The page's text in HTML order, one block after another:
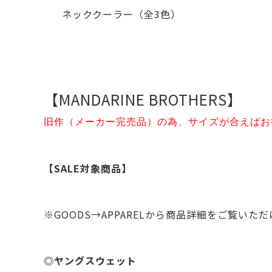
ネッククーラー（全3色）
【MANDARINE BROTHERS】
旧作（メーカー完売品）の為、サイズが合えば
【SALE対象商品】
※GOODS→APPARELから商品詳細をご覧いただ
◎ヤングスウェット